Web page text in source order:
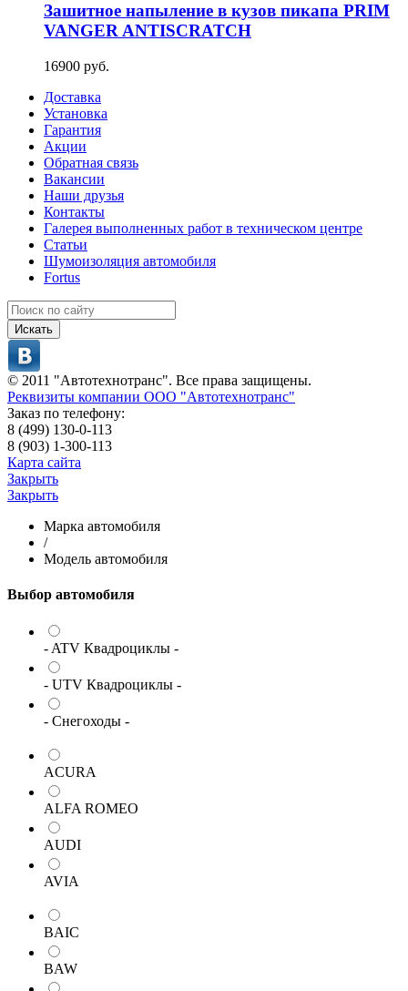
Зашитное напыление в кузов пикапа PRIM
VANGER ANTISCRATCH
16900 руб.
Доставка
Установка
Гарантия
Акции
Обратная связь
Вакансии
Наши друзья
Контакты
Галерея выполненных работ в техническом центре
Статьи
Шумоизоляция автомобиля
Fortus
Искать
© 2011 "Автотехнотранс". Все права защищены.
Реквизиты компании ООО "Автотехнотранс"
Заказ по телефону:
8 (499) 130-0-113
8 (903) 1-300-113
Карта сайта
Закрыть
Закрыть
Марка автомобиля
/
Модель автомобиля
Выбор автомобиля
- ATV Квадроциклы -
- UTV Квадроциклы -
- Снегоходы -
ACURA
ALFA ROMEO
AUDI
AVIA
BAIC
BAW